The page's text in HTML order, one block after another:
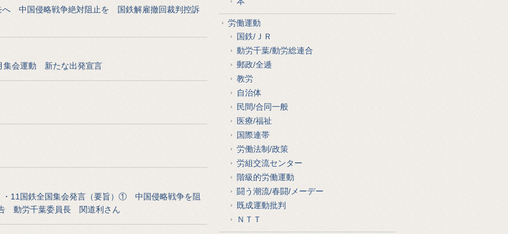
へ 中国侵略戦争絶対阻止を 国鉄解雇撤回裁判控訴
集会運動 新たな出発宣言
11国鉄全国集会発言（要旨）① 中国侵略戦争を阻
動労千葉委員長 関道利さん
労働運動
国鉄/ＪＲ
動労千葉/動労総連合
郵政/全逓
教労
自治体
民間/合同一般
医療/福祉
国際連帯
労働法制/政策
労組交流センター
階級的労働運動
闘う潮流/春闘/メーデー
既成運動批判
ＮＴＴ